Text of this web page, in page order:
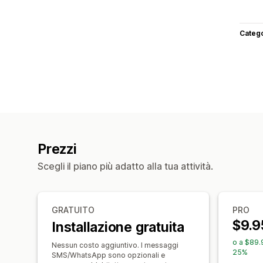
Prezzi
Scegli il piano più adatto alla tua attività.
GRATUITO
Installazione gratuita
Nessun costo aggiuntivo. I messaggi
SMS/WhatsApp sono opzionali e
PRO
o a
25%